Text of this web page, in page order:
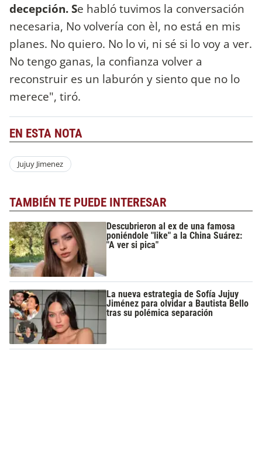
decepción. Se habló tuvimos la conversación
necesaria, No volvería con èl, no está en mis
planes. No quiero. No lo vi, ni sé si lo voy a ver.
No tengo ganas, la confianza volver a
reconstruir es un laburón y siento que no lo
merece", tiró.
EN ESTA NOTA
Jujuy Jimenez
TAMBIÉN TE PUEDE INTERESAR
Descubrieron al ex de una famosa
poniéndole "like" a la China Suárez:
"A ver si pica"
La nueva estrategia de Sofía Jujuy
Jiménez para olvidar a Bautista Bello
tras su polémica separación